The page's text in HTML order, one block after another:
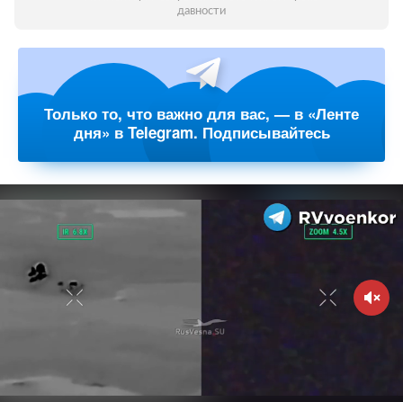
давности
Только то, что важно для вас, — в «Ленте
дня» в Telegram. Подписывайтесь